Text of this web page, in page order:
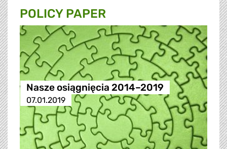
POLICY PAPER
Nasze osiągnięcia 2014–2019
07.01.2019